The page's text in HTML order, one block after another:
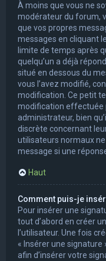
À moins que vous ne
modérateur du forum,
que vos propres
messages en cliquant
limite de temps après
quelqu’un a déjà
situé en dessous du
vous l’avez modifié,
modification. Ce petit
modification effectuée
administrateur, bien
discrète concernant
utilisateurs normaux
message si une
Haut
Comment puis-je
Pour insérer une
tout d’abord en créer
l’utilisateur. Une fois
« Insérer une
afin d’insérer votre